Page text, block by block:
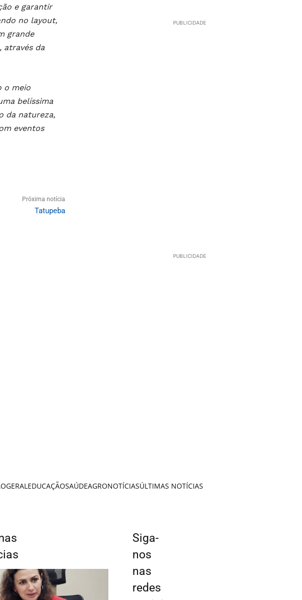
e garantir
no layout,
grande
através da
o meio
belíssima
da natureza,
eventos
Próxima notícia
Tatupeba
PUBLICIDADE
PUBLICIDADE
GERALEDUCAÇÃOSAÚDEAGRONOTÍCIASÚLTIMAS NOTÍCIAS
Siga-
nos
nas
redes